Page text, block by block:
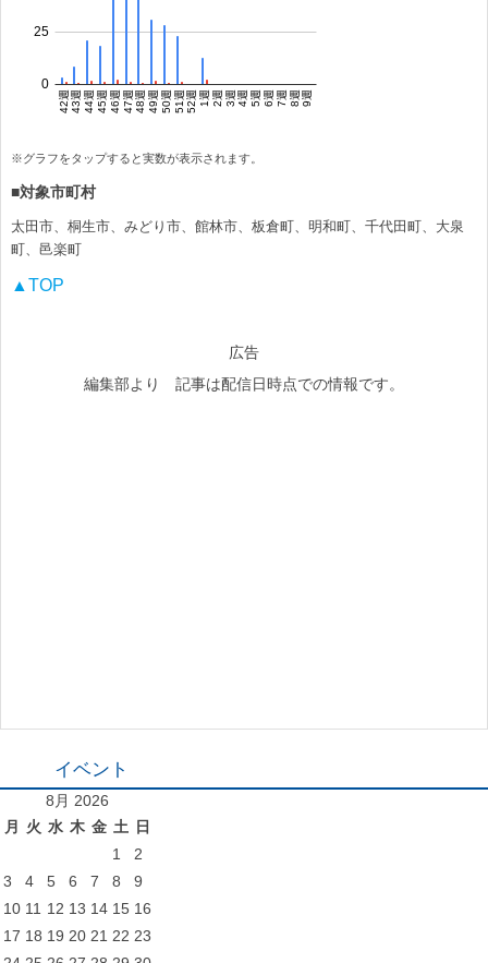
※グラフをタップすると実数が表示されます。
■対象市町村
太田市、桐生市、みどり市、館林市、板倉町、明和町、千代田町、大泉
町、邑楽町
▲TOP
広告
編集部より 記事は配信日時点での情報です。
イベント
8月 2026
月
火 水 木 金 土
日
1
2
3
4 5 6 7 8
9
10 11 12 13 14 15 16
17 18 19 20 21 22 23